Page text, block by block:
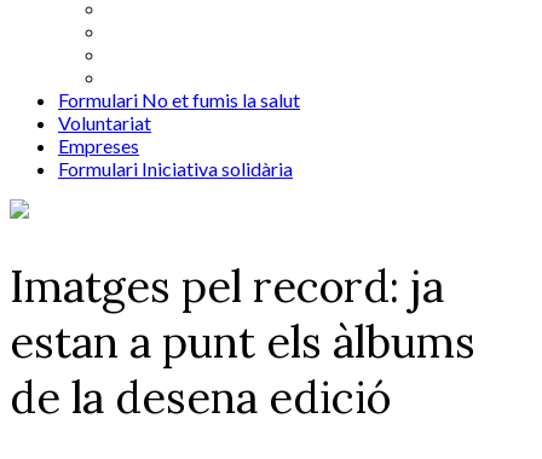
Formulari No et fumis la salut
Voluntariat
Empreses
Formulari Iniciativa solidària
Imatges pel record: ja
estan a punt els àlbums
de la desena edició